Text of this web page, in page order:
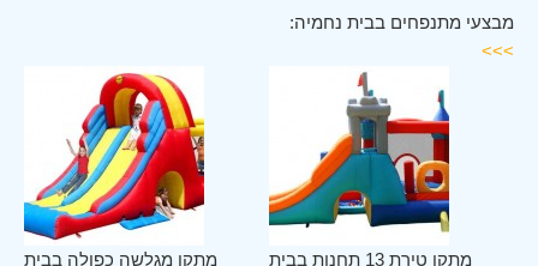
מבצעי מתנפחים בבית נחמיה:
>>>
מתקן מגלשה כפולה בבית
מתקן טירת 13 תחנות בבית